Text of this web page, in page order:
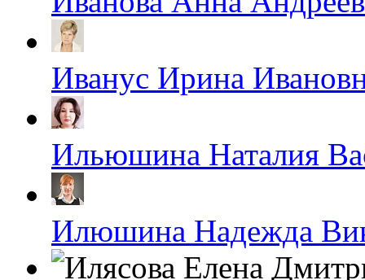
Иванус Ирина
Ильюшина Наталия
Илюшина Надежда